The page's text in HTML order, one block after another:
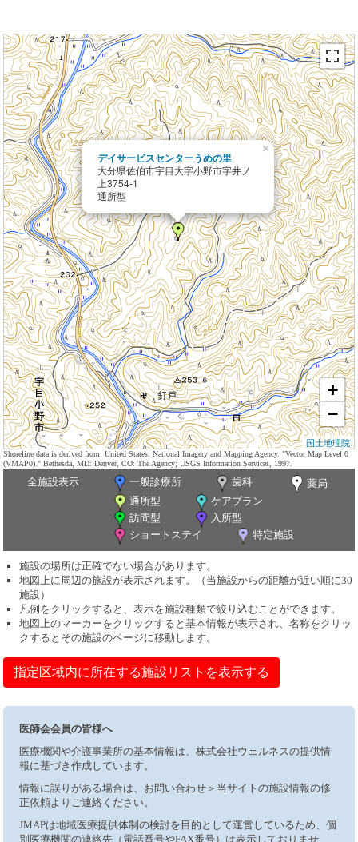
デイサービスセンターうめの里
大分県佐伯市宇目大字小野市字井ノ
上3754-1
通所型
×
+
−
国土地理院
Shoreline data is derived from: United States. National Imagery and Mapping Agency. "Vector Map Level 0
(VMAP0)." Bethesda, MD: Denver, CO: The Agency; USGS Information Services, 1997.
全施設表示 一般診療所 歯科
薬局
通所型
ケアプラン
訪問型
入所型
ショートステイ
特定施設
施設の場所は正確でない場合があります。
地図上に周辺の施設が表示されます。（当施設からの距離が近い順に30
施設）
凡例をクリックすると、表示を施設種類で絞り込むことができます。
地図上のマーカーをクリックすると基本情報が表示され、名称をクリッ
クするとその施設のページに移動します。
指定区域内に所在する施設リストを表示する
医師会会員の皆様へ
医療機関や介護事業所の基本情報は、株式会社ウェルネスの提供情
報に基づき作成しています。
情報に誤りがある場合は、お問い合わせ＞当サイトの施設情報の修
正依頼よりご連絡ください。
JMAPは地域医療提供体制の検討を目的として運営しているため、個
別医療機関の連絡先（電話番号やFAX番号）は表示しておりませ